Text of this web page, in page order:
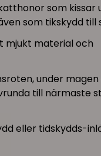
som kissar
som tikskydd till
mjukt material och
under
till närmaste
eller tidskydds-